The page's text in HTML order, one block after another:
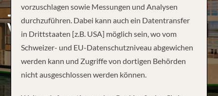
JOHANNESBURG TO
VICTORIA FALLS –
vorzuschlagen sowie Messungen und Analysen
durchzuführen. Dabei kann auch ein Datentransfer
in Drittstaaten [z.B. USA] möglich sein, wo vom
Schweizer- und EU-Datenschutzniveau abgewichen
werden kann und Zugriffe von dortigen Behörden
nicht ausgeschlossen werden können.